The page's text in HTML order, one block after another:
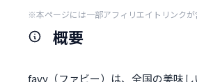
※本ページには一部アフィリエイトリンクが
概要
favy（ファビー）は、全国の美味